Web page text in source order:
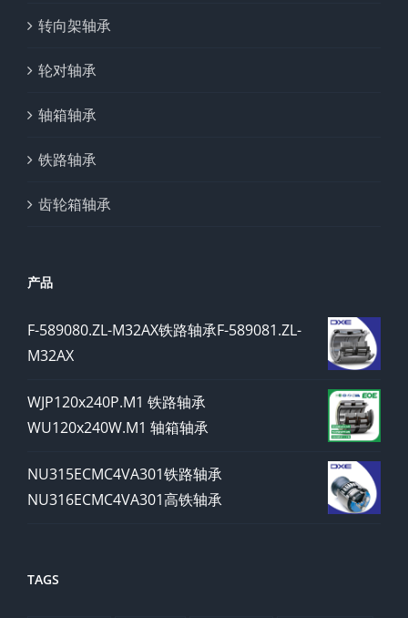
转向架轴承
轮对轴承
轴箱轴承
铁路轴承
齿轮箱轴承
产品
F-589080.ZL-M32AX铁路轴承F-589081.ZL-
M32AX
WJP120x240P.M1 铁路轴承
WU120x240W.M1 轴箱轴承
NU315ECMC4VA301铁路轴承
NU316ECMC4VA301高铁轴承
TAGS